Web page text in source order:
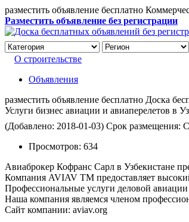
разместить объявление бесплатно
Разместить объявление без регистрации
О строительстве
Объявления
разместить объявление бесплатно Доска
Услуги бизнес авиации и авиаперелетов в
(Добавлено: 2018-01-03) Срок размещения:
Просмотров: 634
Авиаброкер Кофранс Сарл в Узбекистане
Компания AVIAV TM предоставляет
Профессиональные услуги деловой
Наша компания являемся членом
Сайт компании: aviav.org